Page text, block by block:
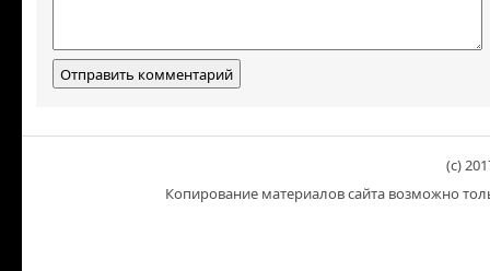
(c)
Копирование материалов сайта возможно